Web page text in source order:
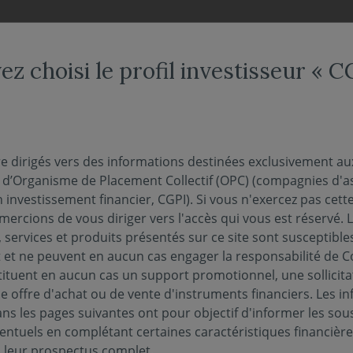
monde - Juin 2026
30 juin 2026
Économiques et Financières de mars au triptyque
des premières tensions autour du détroit d’Ormuz
iranienne, tout comme la guerre en Ukraine doit se
choisi le profil investisseur «
dirigés vers des informations destinées exclusivement
de Placement Collectif (OPC) (compagnies
investissement financier, CGPI). Si vous n'exercez pas
de vous diriger vers l'accès qui vous est réservé.
et produits présentés sur ce site sont
ne peuvent en aucun cas engager la responsabilité de
en aucun cas un support promotionnel, une
offre d'achat ou de vente d'instruments financiers. Les
les pages suivantes ont pour objectif d'informer les
en complétant certaines caractéristiques